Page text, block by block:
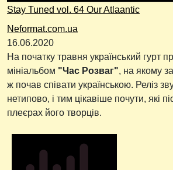
Stay Tuned vol. 64 Our Atlaantic
Neformat.com.ua
16.06.2020
На початку травня український гурт
мініальбом "Час Розваг", на якому
ж почав співати українською. Реліз
нетипово, і тим цікавіше почути, які
плеєрах його творців.